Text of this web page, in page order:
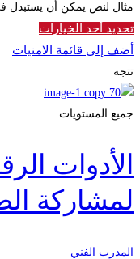
مثال لنص يمكن أن يستبدل
تحديد أحد الخيارات
أضف إلى قائمة الامنيات
تتجه
جميع المستويات
الأدوات
لمشاركة
المدرب الفني